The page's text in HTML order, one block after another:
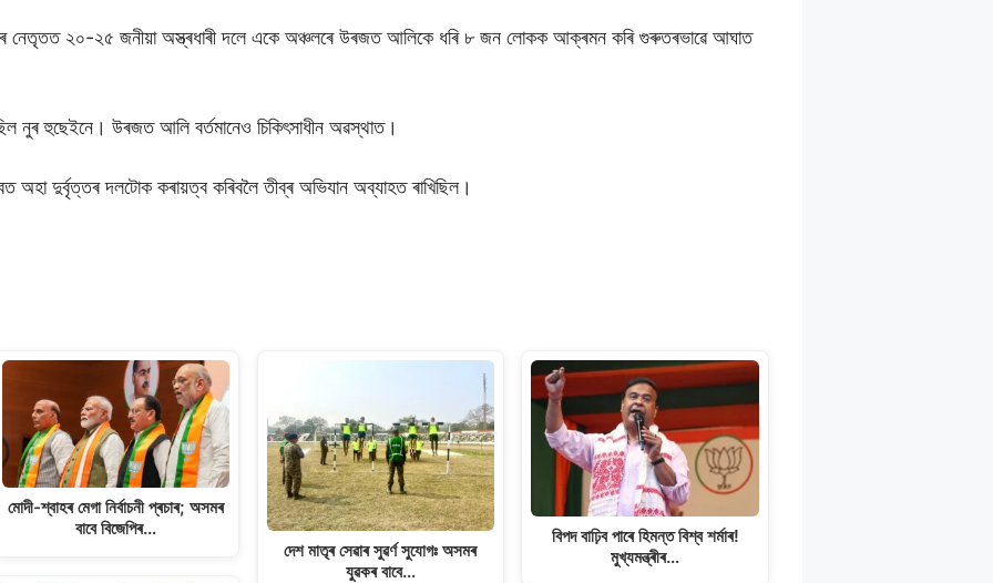
নেতৃতত ২০-২৫ জনীয়া অস্ত্ৰধাৰী দলে একে অঞ্চলৰে উৰজত আলিকে ধৰি ৮ জন লোকক আক্ৰমন কৰি গুৰুতৰভাৱে আঘাত
নুৰ হুছেইনে। উৰজত আলি বৰ্তমানেও চিকিৎসাধীন অৱস্থাত।
অহা দুৰ্বৃত্তৰ দলটোক কৰায়ত্ব কৰিবলৈ তীব্ৰ অভিযান অব্যাহত ৰাখিছিল।
e
মোদী-শ্বাহৰ মেগা নিৰ্বাচনী প্ৰচাৰ; অসমৰ
বাবে বিজেপিৰ…
দেশ মাতৃৰ সেৱাৰ সুৱৰ্ণ সুযোগঃ অসমৰ
যুৱকৰ বাবে…
বিপদ বাঢ়িব পাৰে হিমন্ত বিশ্ব শৰ্মাৰ!
মুখ্যমন্ত্ৰীৰ…